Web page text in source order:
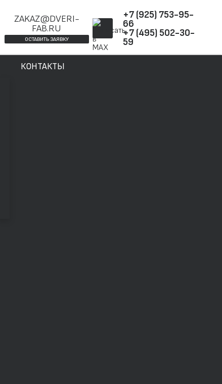
ZAKAZ@DVERI-
FAB.RU
ОСТАВИТЬ ЗАЯВКУ
+7 (925) 753-95-
66
+7 (495) 502-30-
59
КОНТАКТЫ